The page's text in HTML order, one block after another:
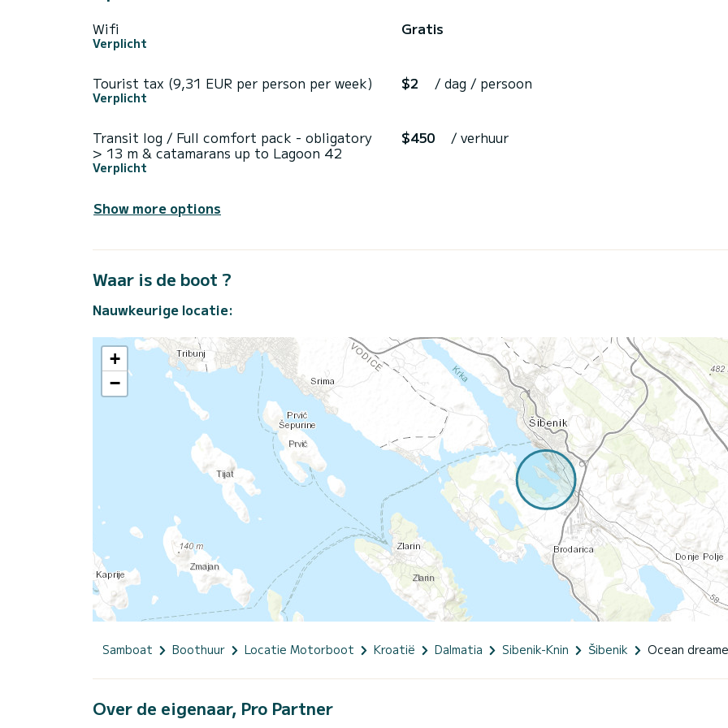
Wifi
Verplicht
Gratis
Tourist tax (9,31 EUR per person per week)
Verplicht
$2 / dag / persoon
Transit log / Full comfort pack - obligatory
> 13 m & catamarans up to Lagoon 42
Verplicht
$450 / verhuur
Show more options
Waar is de boot ?
Nauwkeurige locatie:
+
−
Samboat Boothuur Locatie Motorboot Kroatië Dalmatia Sibenik-Knin Šibenik Ocean
Over de eigenaar, Pro Partner